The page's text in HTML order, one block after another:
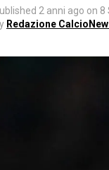
2 anni ago on 8
Redazione